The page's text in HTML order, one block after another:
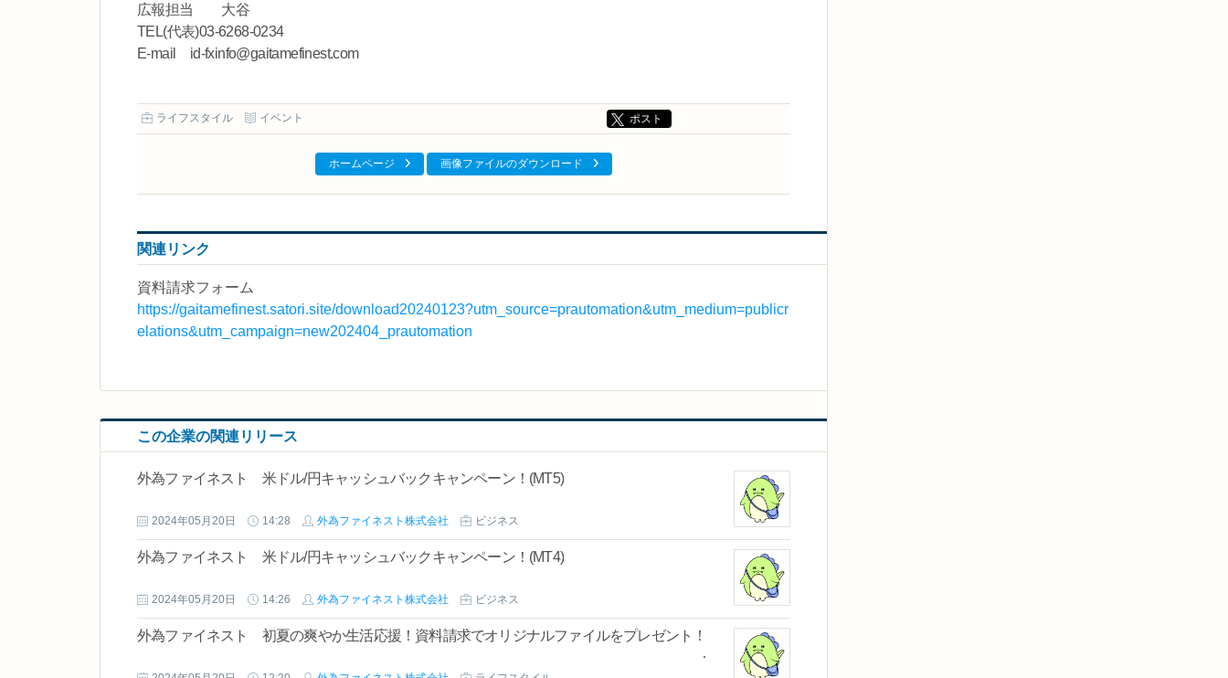
広報担当 大谷
TEL(代表)03-6268-0234
E-mail id-fxinfo@gaitamefinest.com
ライフスタイル イベント ポスト
ホームページ 画像ファイルのダウンロード
関連リンク
資料請求フォーム
https://gaitamefinest.satori.site/download20240123?utm_source=prautomation&utm_medium=publicr
elations&utm_campaign=new202404_prautomation
この企業の関連リリース
外為ファイネスト 米ドル/円キャッシュバックキャンペーン！(MT5)
2024年05月20日 14:28 外為ファイネスト株式会社 ビジネス
外為ファイネスト 米ドル/円キャッシュバックキャンペーン！(MT4)
2024年05月20日 14:26 外為ファイネスト株式会社 ビジネス
外為ファイネスト 初夏の爽やか生活応援！資料請求でオリジナルファイルをプレゼント！